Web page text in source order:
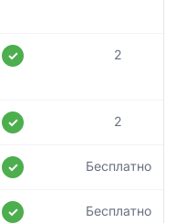
✓ 2
✓ 2
✓ Бесплатно
✓ Бесплатно